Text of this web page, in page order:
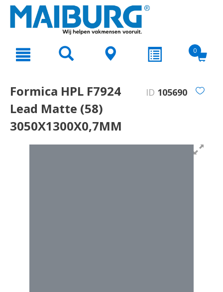
text.skipToNavigation
0
Formica HPL F7924
Lead Matte (58)
3050X1300X0,7MM
ID 105690